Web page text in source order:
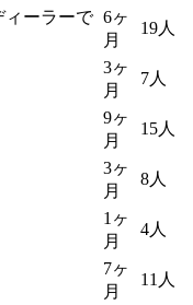
ィーラーで 6ヶ
月
19人
3ヶ
月
7人
9ヶ
月
15人
3ヶ
月
8人
1ヶ
月
4人
7ヶ
月
11人